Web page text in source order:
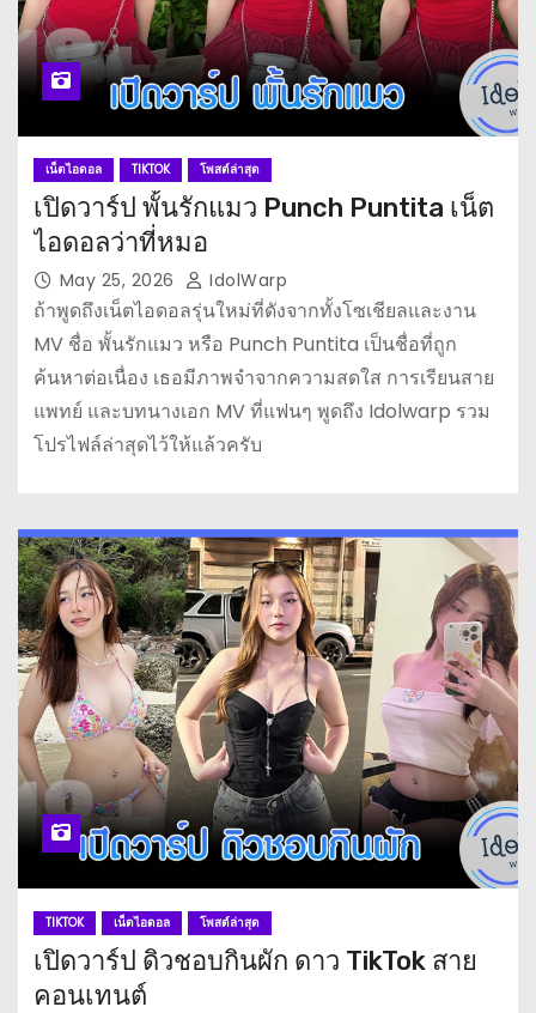
เน็ตไอดอล TIKTOK โพสต์ล่าสุด
เปิดวาร์ป พั้นรักแมว Punch Puntita เน็ต
ไอดอลว่าที่หมอ
May 25, 2026 IdolWarp
ถ้าพูดถึงเน็ตไอดอลรุ่นใหม่ที่ดังจากทั้งโซเชียลและงาน
MV ชื่อ พั้นรักแมว หรือ Punch Puntita เป็นชื่อที่ถูก
ค้นหาต่อเนื่อง เธอมีภาพจำจากความสดใส การเรียนสาย
แพทย์ และบทนางเอก MV ที่แฟนๆ พูดถึง Idolwarp รวม
โปรไฟล์ล่าสุดไว้ให้แล้วครับ
TIKTOK เน็ตไอดอล โพสต์ล่าสุด
เปิดวาร์ป ดิวชอบกินผัก ดาว TikTok สาย
คอนเทนต์